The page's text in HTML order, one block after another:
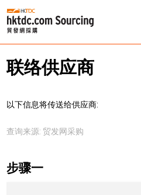
联络供应商
以下信息将传送给供应商:
查询来源: 贸发网采购
步骤一